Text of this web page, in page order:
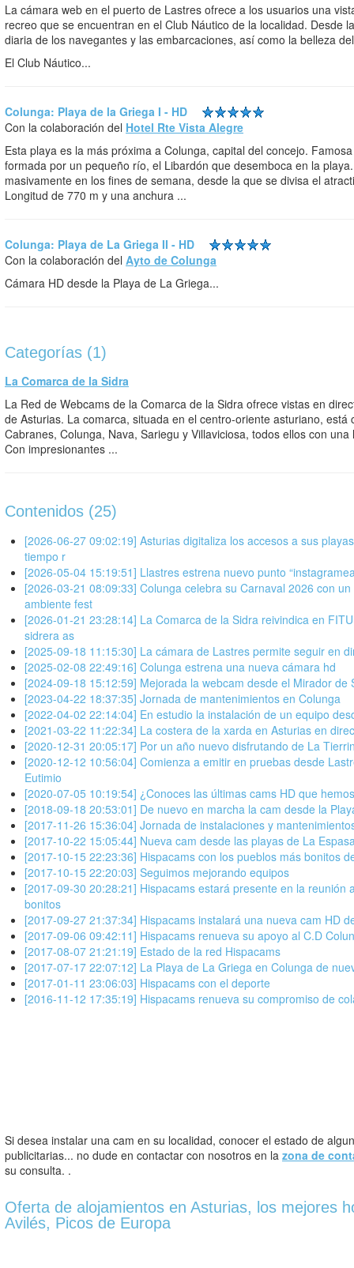
La cámara web en el puerto de Lastres ofrece a los usuarios una
recreo que se encuentran en el Club Náutico de la localidad. Desde
diaria de los navegantes y las embarcaciones, así como la belleza
El Club Náutico...
Colunga: Playa de la Griega I - HD
Con la colaboración del Hotel Rte Vista Alegre
Esta playa es la más próxima a Colunga, capital del concejo.
formada por un pequeño río, el Libardón que desemboca en la
masivamente en los fines de semana, desde la que se divisa el
Longitud de 770 m y una anchura ...
Colunga: Playa de La Griega II - HD
Con la colaboración del Ayto de Colunga
Cámara HD desde la Playa de La Griega...
Categorías (1)
La Comarca de la Sidra
La Red de Webcams de la Comarca de la Sidra ofrece vistas en
de Asturias. La comarca, situada en el centro-oriente asturiano,
Cabranes, Colunga, Nava, Sariegu y Villaviciosa, todos ellos con
Con impresionantes ...
Contenidos (25)
[2026-06-27 09:02:19] Asturias digitaliza los accesos a sus
tiempo r
[2026-05-04 15:19:51] Llastres estrena nuevo punto
[2026-03-21 08:09:33] Colunga celebra su Carnaval 2026 con
ambiente fest
[2026-01-21 23:28:14] La Comarca de la Sidra reivindica en
sidrera as
[2025-09-18 11:15:30] La cámara de Lastres permite seguir en
[2025-02-08 22:49:16] Colunga estrena una nueva cámara hd
[2024-09-18 15:12:59] Mejorada la webcam desde el Mirador de
[2023-04-22 18:37:35] Jornada de mantenimientos en Colunga
[2022-04-02 22:14:04] En estudio la instalación de un equipo
[2021-03-22 11:22:34] La costera de la xarda en Asturias en
[2020-12-31 20:05:17] Por un año nuevo disfrutando de La
[2020-12-12 10:56:04] Comienza a emitir en pruebas desde
Eutimio
[2020-07-05 10:19:54] ¿Conoces las últimas cams HD que
[2018-09-18 20:53:01] De nuevo en marcha la cam desde la
[2017-11-26 15:36:04] Jornada de instalaciones y
[2017-10-22 15:05:44] Nueva cam desde las playas de La
[2017-10-15 22:23:36] Hispacams con los pueblos más bonitos
[2017-10-15 22:20:03] Seguimos mejorando equipos
[2017-09-30 20:28:21] Hispacams estará presente en la reunión
bonitos
[2017-09-27 21:37:34] Hispacams instalará una nueva cam HD
[2017-09-06 09:42:11] Hispacams renueva su apoyo al C.D
[2017-08-07 21:21:19] Estado de la red Hispacams
[2017-07-17 22:07:12] La Playa de La Griega en Colunga de
[2017-01-11 23:06:03] Hispacams con el deporte
[2016-11-12 17:35:19] Hispacams renueva su compromiso de
Si desea instalar una cam en su localidad, conocer el estado de
publicitarias... no dude en contactar con nosotros en la zona de
su consulta. .
Oferta de alojamientos en Asturias, los mejores
Avilés, Picos de Europa